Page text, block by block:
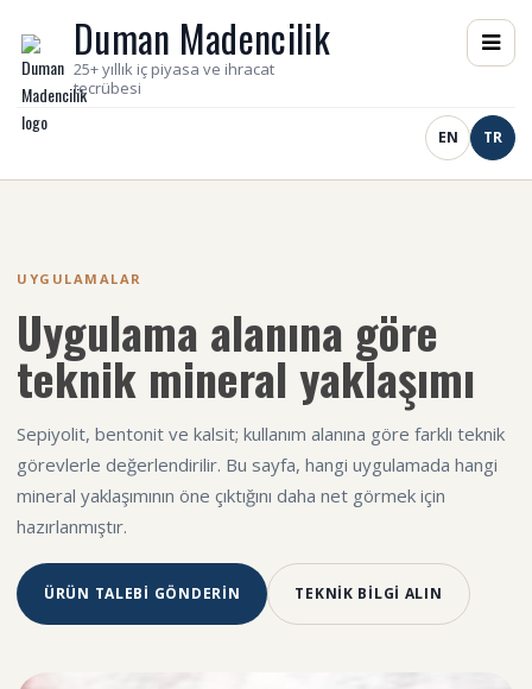
Duman Madencilik
25+ yıllık iç piyasa ve ihracat
tecrübesi
EN TR
UYGULAMALAR
Uygulama alanına göre
teknik mineral yaklaşımı
Sepiyolit, bentonit ve kalsit; kullanım alanına göre farklı teknik
görevlerle değerlendirilir. Bu sayfa, hangi uygulamada hangi
mineral yaklaşımının öne çıktığını daha net görmek için
hazırlanmıştır.
ÜRÜN TALEBİ GÖNDERİN TEKNİK BİLGİ ALIN